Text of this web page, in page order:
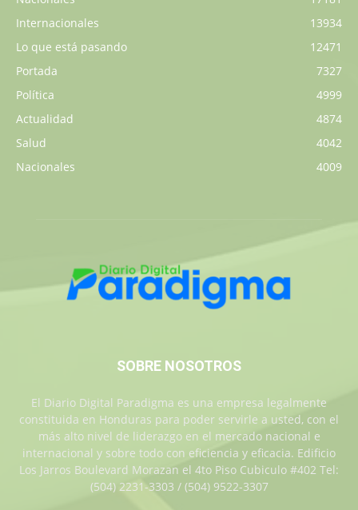
Internacionales
13934
Lo que está pasando
12471
Portada
7327
Política
4999
Actualidad
4874
Salud
4042
Nacionales
4009
SOBRE NOSOTROS
El Diario Digital Paradigma es una empresa legalmente
constituida en Honduras para poder servirle a usted, con el
más alto nivel de liderazgo en el mercado nacional e
internacional y sobre todo con eficiencia y eficacia. Edificio
Los Jarros Boulevard Morazan el 4to Piso Cubiculo #402 Tel:
(504) 2231-3303 / (504) 9522-3307